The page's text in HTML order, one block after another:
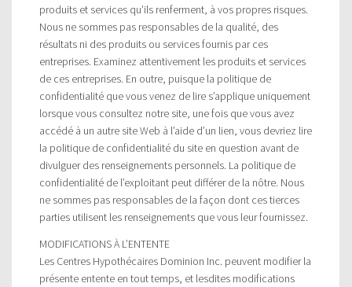
produits et services qu’ils renferment, à vos propres risques.
Nous ne sommes pas responsables de la qualité, des
résultats ni des produits ou services fournis par ces
entreprises. Examinez attentivement les produits et services
de ces entreprises. En outre, puisque la politique de
confidentialité que vous venez de lire s’applique uniquement
lorsque vous consultez notre site, une fois que vous avez
accédé à un autre site Web à l’aide d’un lien, vous devriez lire
la politique de confidentialité du site en question avant de
divulguer des renseignements personnels. La politique de
confidentialité de l’exploitant peut différer de la nôtre. Nous
ne sommes pas responsables de la façon dont ces tierces
parties utilisent les renseignements que vous leur fournissez.
MODIFICATIONS À L’ENTENTE
Les Centres Hypothécaires Dominion Inc. peuvent modifier la
présente entente en tout temps, et lesdites modifications